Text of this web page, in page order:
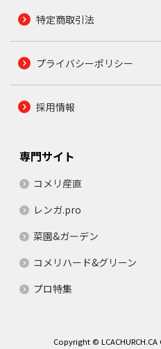
特定商取引法
プライバシーポリシー
採用情報
専門サイト
コメリ産直
レンガ.pro
菜園&ガーデン
コメリハード&グリーン
プロ特集
Copyright ©